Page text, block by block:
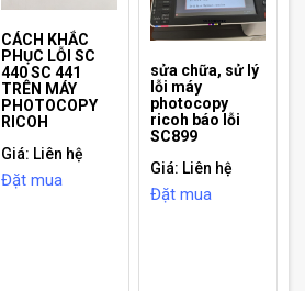
CÁCH KHẮC
PHỤC LỖI SC
440 SC 441
TRÊN MÁY
PHOTOCOPY
RICOH
Giá: Liên hệ
Đặt mua
sửa chữa, sử lý
lỗi máy
photocopy
ricoh báo lỗi
SC899
Giá: Liên hệ
Đặt mua